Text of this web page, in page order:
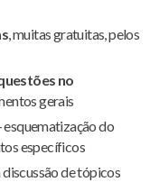
, muitas gratuitas, pelos
no
gerais
do
específicos
discussão de tópicos